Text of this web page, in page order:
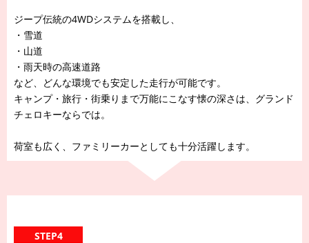
ジープ伝統の4WDシステムを搭載し、
・雪道
・山道
・雨天時の高速道路
など、どんな環境でも安定した走行が可能です。
キャンプ・旅行・街乗りまで万能にこなす懐の深さは、グランド
チェロキーならでは。
荷室も広く、ファミリーカーとしても十分活躍します。
STEP4